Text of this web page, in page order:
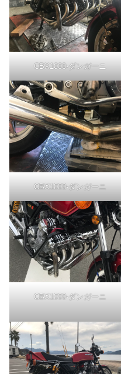
CBX1000-ダンガーニ
CBX1000-ダンガーニ
CBX1000-ダンガーニ